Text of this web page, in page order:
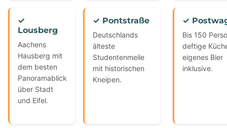
✓
Lousberg
Aachens
Hausberg mit
dem besten
Panoramablick
über Stadt
und Eifel.
✓ Pontstraße
Deutschlands
älteste
Studentenmeile
mit historischen
Kneipen.
✓
Bis 150
deftige
eigenes Bier
inklusive.